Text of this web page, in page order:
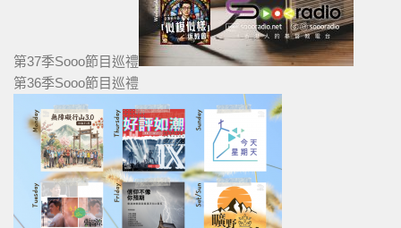
第37季Sooo節目巡禮
第36季Sooo節目巡禮